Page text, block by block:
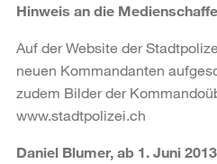
Hinweis an die
Auf der Website der
neuen Kommandanten
zudem Bilder der
www.stadtpolizei.ch
Daniel Blumer, ab 1. Juni